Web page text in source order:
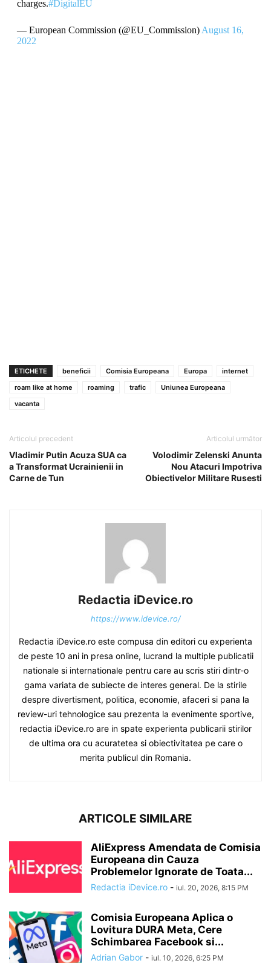
charges.#DigitalEU
— European Commission (@EU_Commission) August 16,
2022
ETICHETE beneficii Comisia Europeana Europa
internet
roam like at home
roaming trafic
Uniunea Europeana
vacanta
Articolul precedent
Vladimir Putin Acuza SUA ca
a Transformat Ucrainienii in
Carne de Tun
Articolul următor
Volodimir Zelenski Anunta
Nou Atacuri Impotriva
Obiectivelor Militare Rusesti
Redactia iDevice.ro
https://www.idevice.ro/
Redactia iDevice.ro este compusa din editori cu experienta
de peste 10 ani in presa online, lucrand la multiple publicatii
nationale si internationale pentru care au scris stiri dintr-o
gama variata de subiecte de interes general. De la stirile
despre divertisment, politica, economie, afaceri si pana la
review-uri tehnologice sau prezenta la evenimente sportive,
redactia iDevice.ro are in spate experienta publicarii stirilor
de ultima ora cu acuratetea si obiectivitatea pe care o
merita publicul din Romania.
ARTICOLE SIMILARE
AliExpress Amendata de Comisia
Europeana din Cauza
Problemelor Ignorate de Toata...
Redactia iDevice.ro - iul. 20, 2026, 8:15 PM
Comisia Europeana Aplica o
Lovitura DURA Meta, Cere
Schimbarea Facebook si...
Adrian Gabor - iul. 10, 2026, 6:25 PM